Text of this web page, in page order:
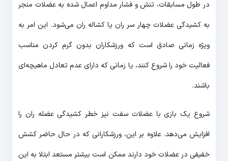
در طول مسابقات، تنش و فشار مداوم اعمال شده به عضلات منجر
به کشیدگی عضلات چهار سر ران یا کشاله ران می‌شود. این امر به
ویژه زمانی صادق است که ورزشکاران بدون گرم کردن مناسب
فعالیت خود را شروع کنند، یا زمانی که دارای عدم تعادل ماهیچه‌ای
باشند.
شروع یک بازی با عضلات سفت نیز خطر کشیدگی عضله ران را
افزایش می‌دهد. علاوه بر این، ورزشکارانی که در حال حاضر کشش
خفیفی در عضلات خود دارند ممکن است بیشتر مستعد ابتلا به این